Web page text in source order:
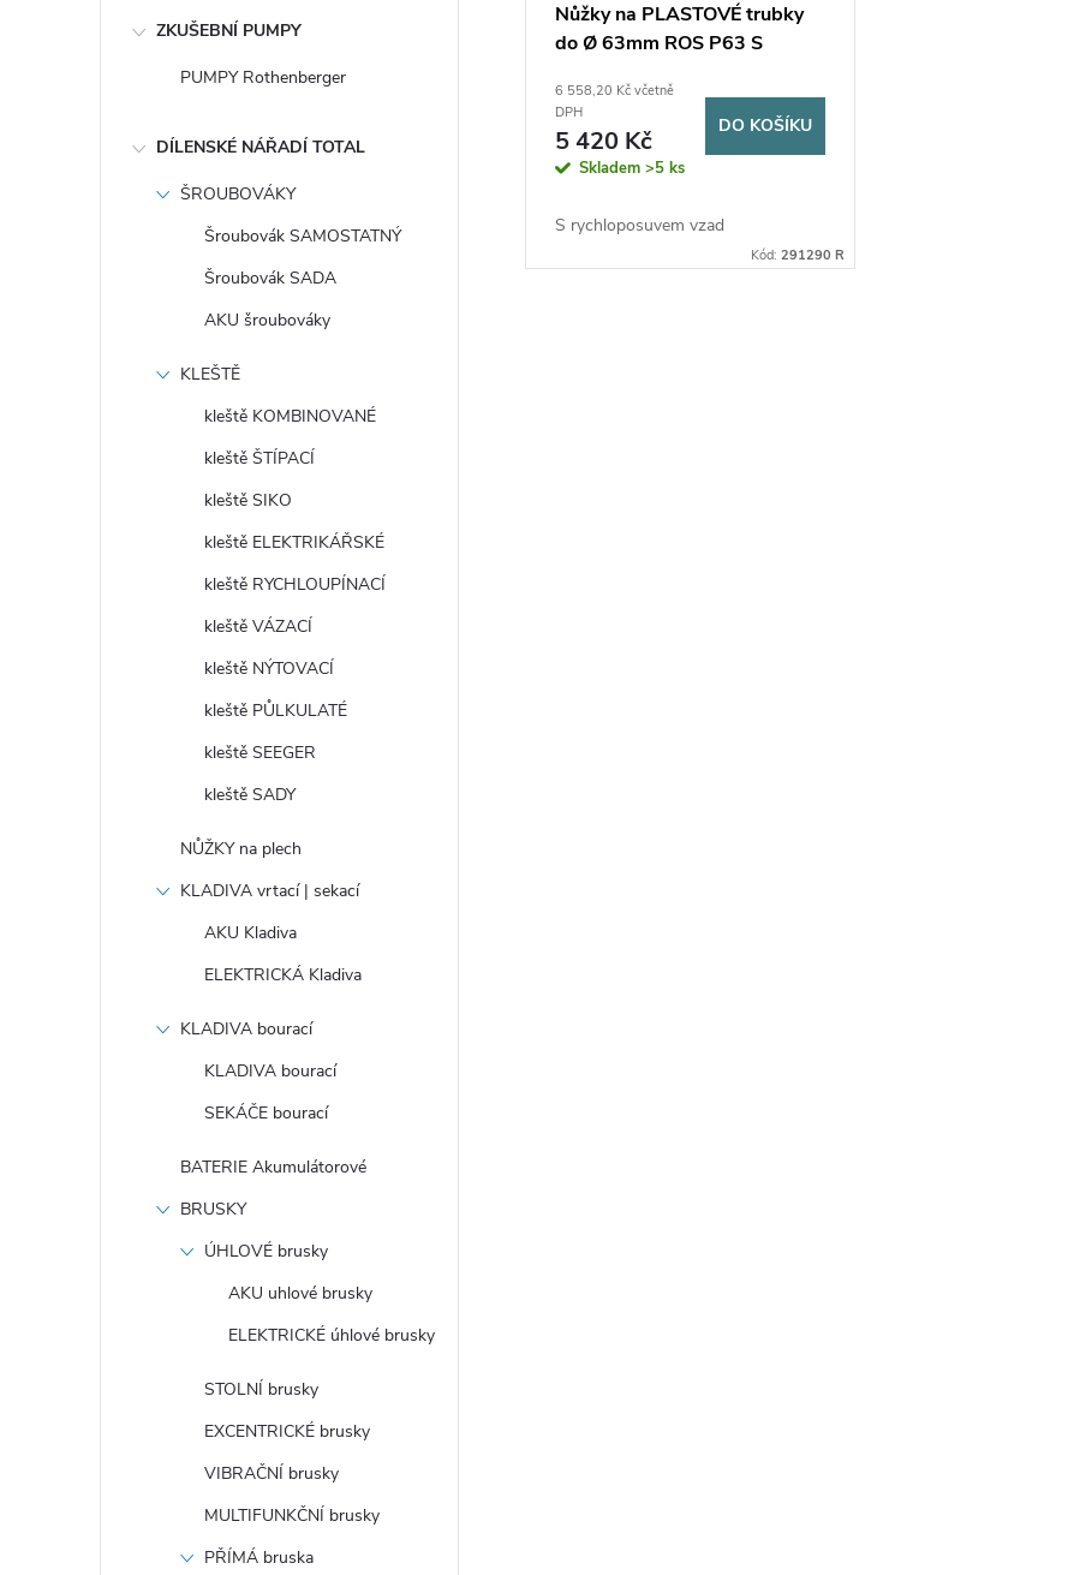
ZKUŠEBNÍ PUMPY
PUMPY Rothenberger
DÍLENSKÉ NÁŘADÍ TOTAL
ŠROUBOVÁKY
Šroubovák SAMOSTATNÝ
Šroubovák SADA
AKU šroubováky
KLEŠTĚ
kleště KOMBINOVANÉ
kleště ŠTÍPACÍ
kleště SIKO
kleště ELEKTRIKÁŘSKÉ
kleště RYCHLOUPÍNACÍ
kleště VÁZACÍ
kleště NÝTOVACÍ
kleště PŮLKULATÉ
kleště SEEGER
kleště SADY
NŮŽKY na plech
KLADIVA vrtací | sekací
AKU Kladiva
ELEKTRICKÁ Kladiva
KLADIVA bourací
KLADIVA bourací
SEKÁČE bourací
BATERIE Akumulátorové
BRUSKY
ÚHLOVÉ brusky
AKU uhlové brusky
ELEKTRICKÉ úhlové brusky
STOLNÍ brusky
EXCENTRICKÉ brusky
VIBRAČNÍ brusky
MULTIFUNKČNÍ brusky
PŘÍMÁ bruska
Nůžky na PLASTOVÉ trubky
do Ø 63mm ROS P63 S
6 558,20 Kč včetně
DPH
5 420 Kč
Skladem >5 ks
DO KOŠÍKU
S rychloposuvem vzad
Kód:291290 R